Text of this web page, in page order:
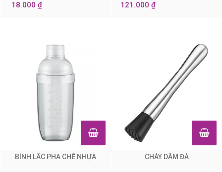
18.000 ₫ 121.000 ₫
BÌNH LẮC PHA CHẾ NHỰA CHÀY DẦM ĐÁ